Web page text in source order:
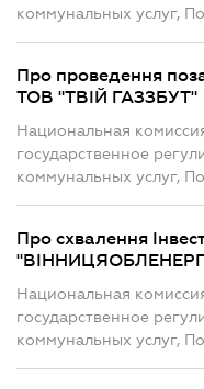
коммунальных услуг,
Про проведення
ТОВ "ТВІЙ ГАЗЗБУТ"
Национальная
государственное
коммунальных услуг,
Про схвалення
Национальная
государственное
коммунальных услуг,